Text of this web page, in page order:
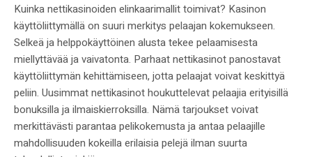
Kuinka nettikasinoiden elinkaarimallit toimivat? Kasinon
käyttöliittymällä on suuri merkitys pelaajan kokemukseen.
Selkeä ja helppokäyttöinen alusta tekee pelaamisesta
miellyttävää ja vaivatonta. Parhaat nettikasinot panostavat
käyttöliittymän kehittämiseen, jotta pelaajat voivat keskittyä
peliin. Uusimmat nettikasinot houkuttelevat pelaajia erityisillä
bonuksilla ja ilmaiskierroksilla. Nämä tarjoukset voivat
merkittävästi parantaa pelikokemusta ja antaa pelaajille
mahdollisuuden kokeilla erilaisia pelejä ilman suurta